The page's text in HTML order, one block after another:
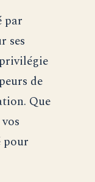
par
ses
de
Que
pour